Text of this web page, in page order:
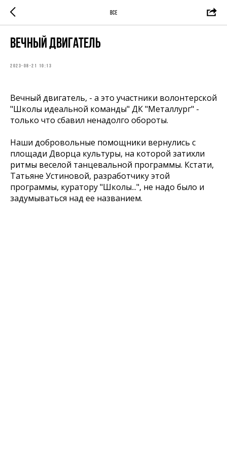
ВСЕ
Вечный двигатель
2023-08-21 10:13
Вечный двигатель, - а это участники волонтерской
"Школы идеальной команды" ДК "Металлург" -
только что сбавил ненадолго обороты.
Наши добровольные помощники вернулись с
площади Дворца культуры, на которой затихли
ритмы веселой танцевальной программы. Кстати,
Татьяне Устиновой, разработчику этой
программы, куратору "Школы...", не надо было и
задумываться над ее названием.